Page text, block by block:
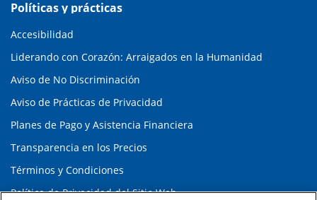
Políticas y prácticas
Accesibilidad
Liderando con Corazón: Arraigados en la Humanidad
Aviso de No Discriminación
Aviso de Prácticas de Privacidad
Planes de Pago y Asistencia Financiera
Transparencia en los Precios
Términos y Condiciones
Política de Privacidad del Sitio Web